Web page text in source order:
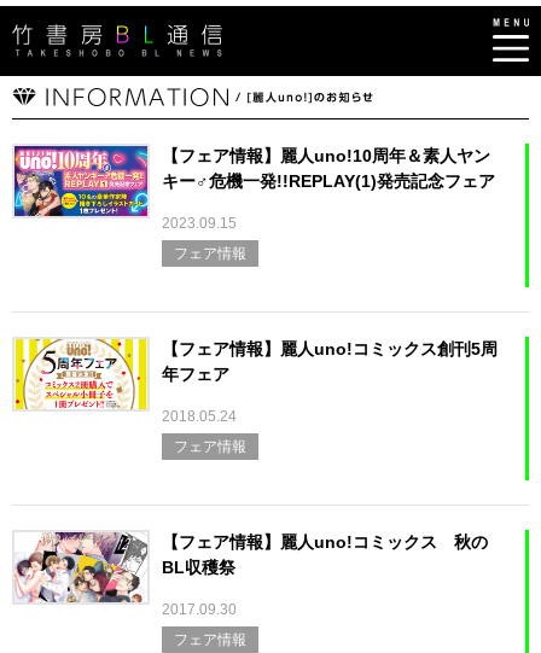
【フェア情報】麗人uno!10周年＆素人ヤン
キー♂危機一発!!REPLAY(1)発売記念フェア
2023.09.15
フェア情報
【フェア情報】麗人uno!コミックス創刊5周
年フェア
2018.05.24
フェア情報
【フェア情報】麗人uno!コミックス 秋の
BL収穫祭
2017.09.30
フェア情報